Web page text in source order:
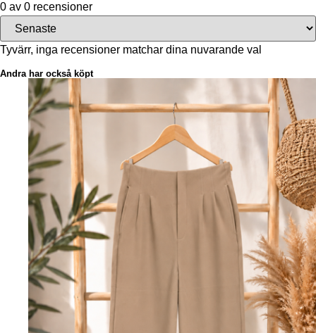
0 av 0 recensioner
Tyvärr, inga recensioner matchar dina nuvarande val
Andra har också köpt